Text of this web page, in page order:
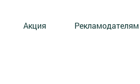
Акция Рекламодателям